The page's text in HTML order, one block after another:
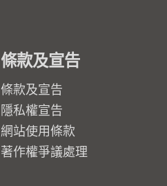
條款及宣告
條款及宣告
隱私權宣告
網站使用條款
著作權爭議處理